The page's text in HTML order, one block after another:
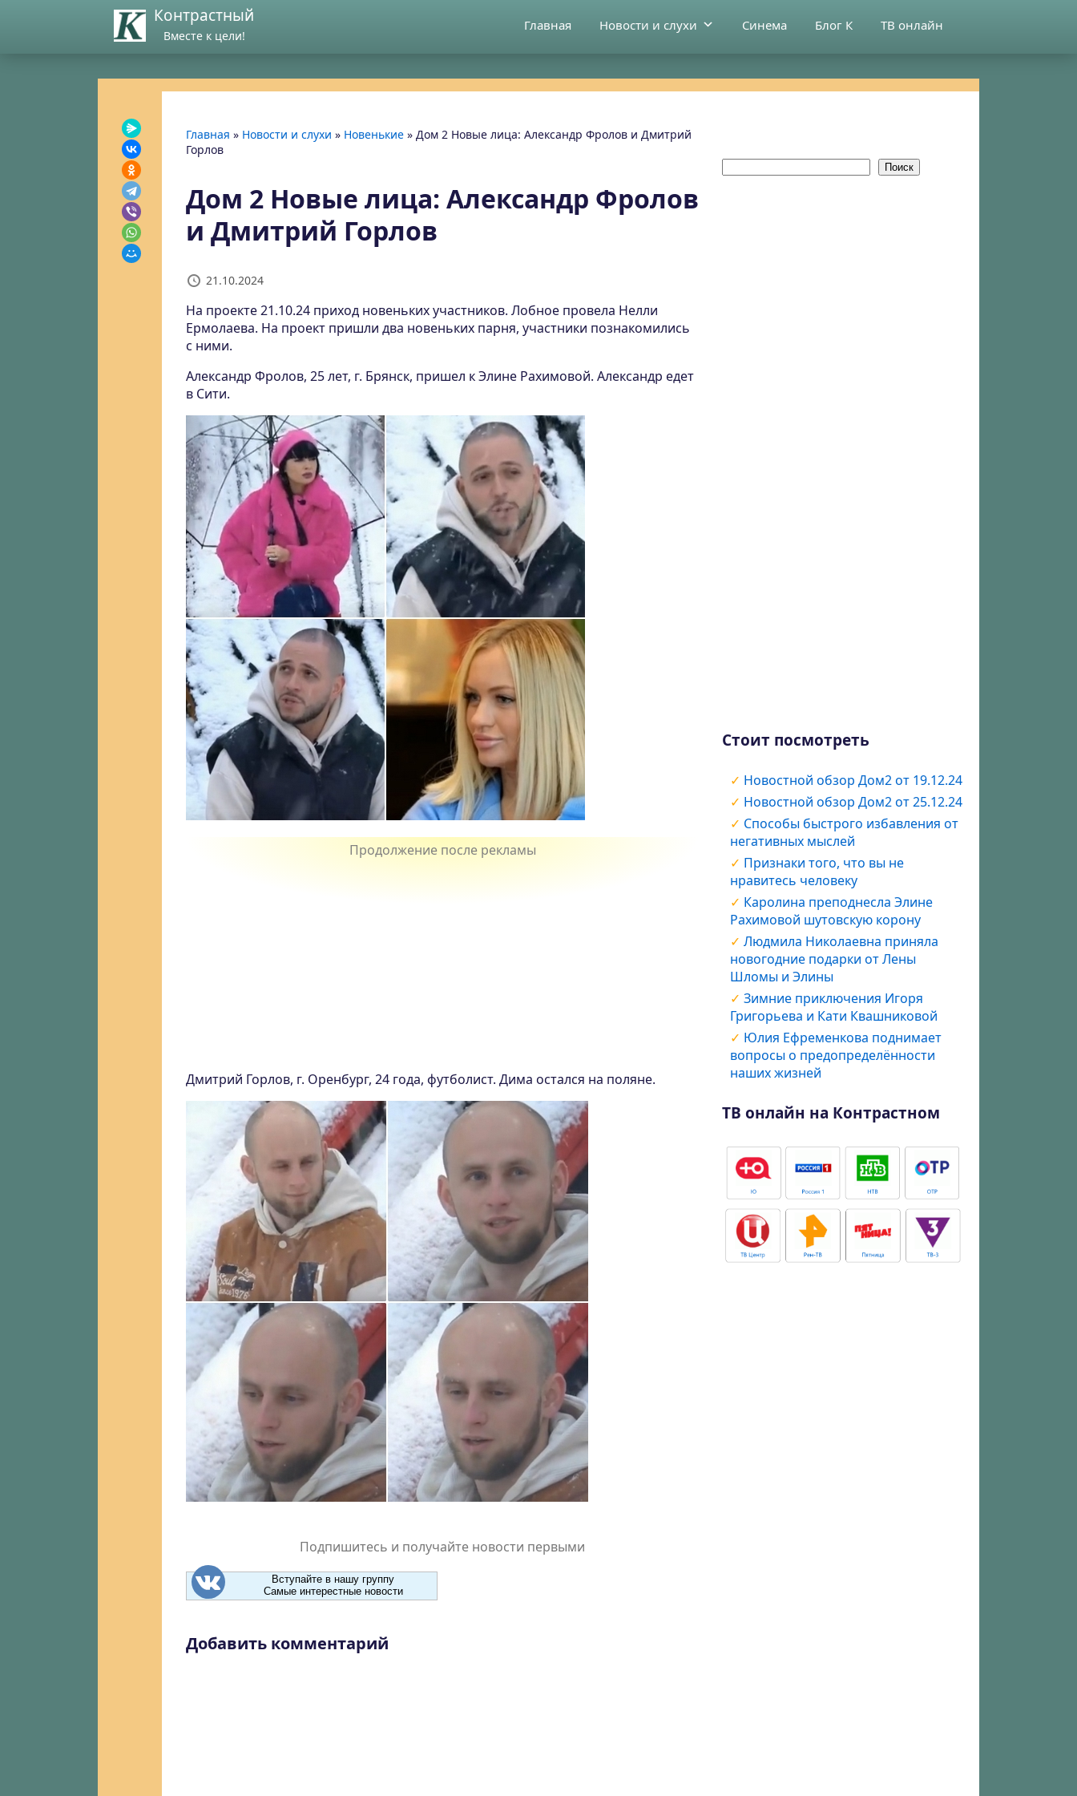
Контрастный
Вместе к цели!
Главная Новости и слухи Синема Блог К ТВ онлайн
Главная » Новости и слухи » Новенькие » Дом 2 Новые лица: Александр Фролов и Дмитрий
Горлов
Дом 2 Новые лица: Александр Фролов
и Дмитрий Горлов
21.10.2024
На проекте 21.10.24 приход новеньких участников. Лобное провела Нелли
Ермолаева. На проект пришли два новеньких парня, участники познакомились
с ними.
Александр Фролов, 25 лет, г. Брянск, пришел к Элине Рахимовой. Александр едет
в Сити.
Дмитрий Горлов, г. Оренбург, 24 года, футболист. Дима остался на поляне.
Подпишитесь и получайте новости первыми
Вступайте в нашу группу
Самые интерестные новости
Добавить комментарий
Поиск
Стоит посмотреть
Новостной обзор Дом2 от 19.12.24
Новостной обзор Дом2 от 25.12.24
Способы быстрого избавления от
негативных мыслей
Признаки того, что вы не
нравитесь человеку
Каролина преподнесла Элине
Рахимовой шутовскую корону
Людмила Николаевна приняла
новогодние подарки от Лены
Шломы и Элины
Зимние приключения Игоря
Григорьева и Кати Квашниковой
Юлия Ефременкова поднимает
вопросы о предопределённости
наших жизней
ТВ онлайн на Контрастном